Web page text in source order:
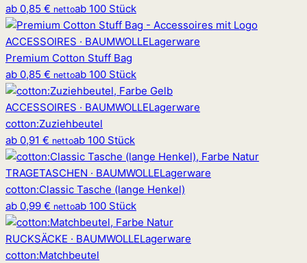
ab 0,85 € nettoab 100 Stück
ACCESSOIRES · BAUMWOLLELagerware
Premium Cotton Stuff Bag
ab 0,85 € nettoab 100 Stück
ACCESSOIRES · BAUMWOLLELagerware
cotton:Zuziehbeutel
ab 0,91 € nettoab 100 Stück
TRAGETASCHEN · BAUMWOLLELagerware
cotton:Classic Tasche (lange Henkel)
ab 0,99 € nettoab 100 Stück
RUCKSÄCKE · BAUMWOLLELagerware
cotton:Matchbeutel